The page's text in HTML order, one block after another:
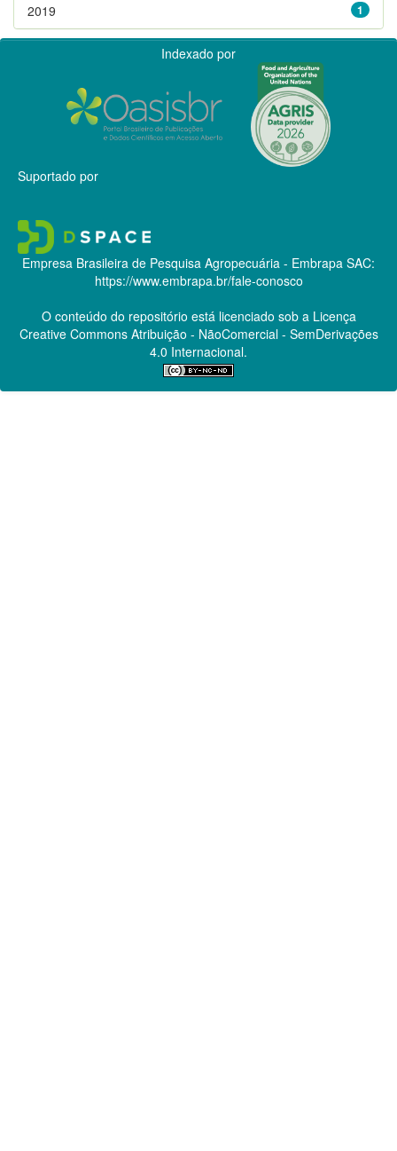
1
2019
Indexado por
Suportado por
Empresa Brasileira de Pesquisa Agropecuária - Embrapa SAC:
https://www.embrapa.br/fale-conosco
O conteúdo do repositório está licenciado sob a Licença
Creative CommonsAtribuição - NãoComercial - SemDerivações
4.0 Internacional.